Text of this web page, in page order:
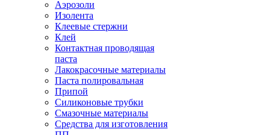
Аэрозоли
Изолента
Клеевые стержни
Клей
Контактная проводящая
паста
Лакокрасочные материалы
Паста полировальная
Припой
Силиконовые трубки
Смазочные материалы
Средства для изготовления